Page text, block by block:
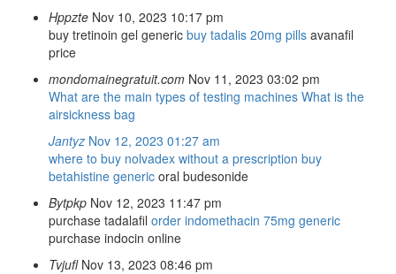
Hppzte Nov 10, 2023 10:17 pm
buy tretinoin gel generic buy tadalis 20mg pills avanafil
price
mondomainegratuit.com Nov 11, 2023 03:02 pm
What are the main types of testing machines What is the
airsickness bag
Jantyz Nov 12, 2023 01:27 am
where to buy nolvadex without a prescription buy
betahistine generic oral budesonide
Bytpkp Nov 12, 2023 11:47 pm
purchase tadalafil order indomethacin 75mg generic
purchase indocin online
Tvjufl Nov 13, 2023 08:46 pm